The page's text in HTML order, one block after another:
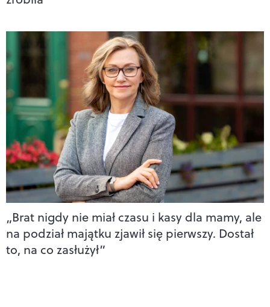
„Brat nigdy nie miał czasu i kasy dla mamy, ale
na podział majątku zjawił się pierwszy. Dostał
to, na co zasłużył”